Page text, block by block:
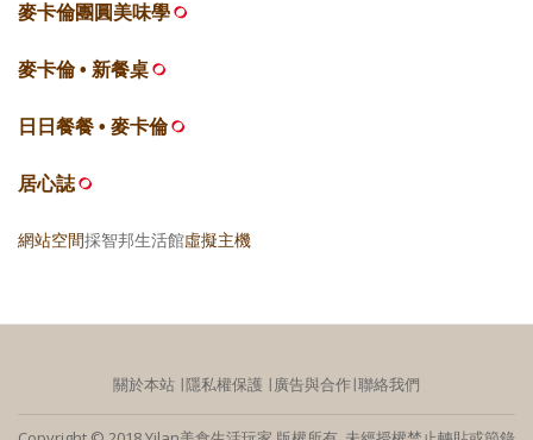
麥卡倫團圓美味學
麥卡倫 • 新餐桌
日日餐餐 • 麥卡倫
居心誌
網站空間採智邦生活館虛擬主機
關於本站 ∣隱私權保護 ∣廣告與合作∣聯絡我們